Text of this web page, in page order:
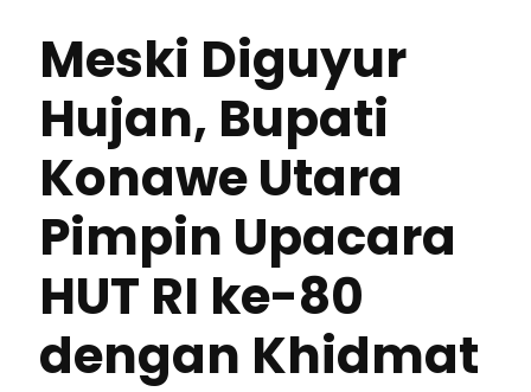
Meski Diguyur
Hujan, Bupati
Konawe Utara
Pimpin Upacara
HUT RI ke-80
dengan Khidmat